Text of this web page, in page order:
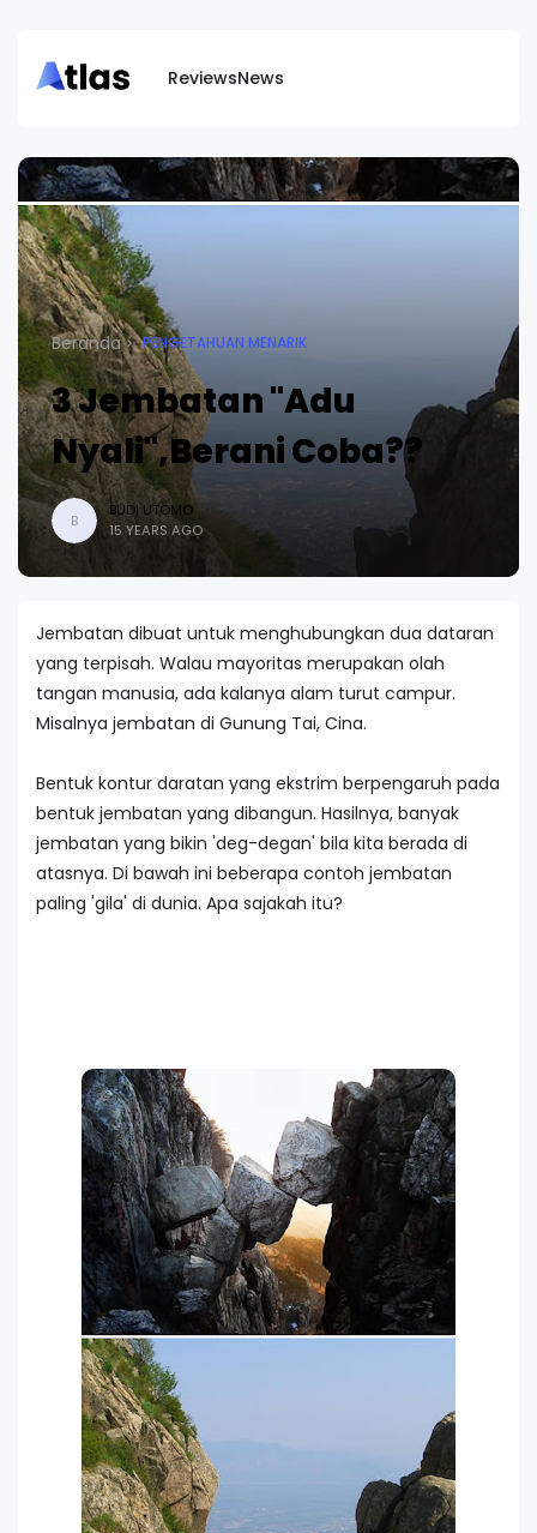
ReviewsNews
Beranda PENGETAHUAN MENARIK
3 Jembatan "Adu
Nyali",Berani Coba??
B
BUDI UTOMO
15 YEARS AGO
Jembatan dibuat untuk menghubungkan dua dataran
yang terpisah. Walau mayoritas merupakan olah
tangan manusia, ada kalanya alam turut campur.
Misalnya jembatan di Gunung Tai, Cina.
Bentuk kontur daratan yang ekstrim berpengaruh pada
bentuk jembatan yang dibangun. Hasilnya, banyak
jembatan yang bikin 'deg-degan' bila kita berada di
atasnya. Di bawah ini beberapa contoh jembatan
paling 'gila' di dunia. Apa sajakah itu?